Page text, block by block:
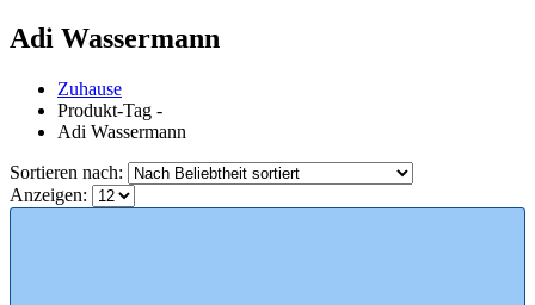
Adi Wassermann
Zuhause
Produkt-Tag -
Adi Wassermann
Sortieren nach:
Anzeigen: